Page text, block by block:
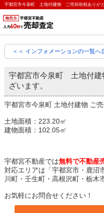
＜＜ インフォメーションの一覧へ
宇都宮市今泉町 土地付
ざいます。
宇都宮市今泉町 土地付建物 ご
土地面積：223.20㎡
建物面積：102.05㎡
宇都宮不動産では無料で不動産
対応エリアは「宇都宮市・鹿沼
川町・壬生町・高根沢町・栃木
お気軽にお問合せください！